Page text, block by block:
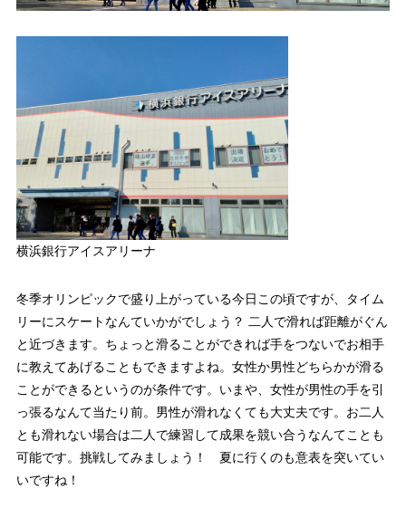
横浜銀行アイスアリーナ
冬季オリンピックで盛り上がっている今日この頃ですが、タイム
リーにスケートなんていかがでしょう？ 二人で滑れば距離がぐん
と近づきます。ちょっと滑ることができれば手をつないでお相手
に教えてあげることもできますよね。女性か男性どちらかが滑る
ことができるというのが条件です。いまや、女性が男性の手を引
っ張るなんて当たり前。男性が滑れなくても大丈夫です。お二人
とも滑れない場合は二人で練習して成果を競い合うなんてことも
可能です。挑戦してみましょう！ 夏に行くのも意表を突いてい
いですね！